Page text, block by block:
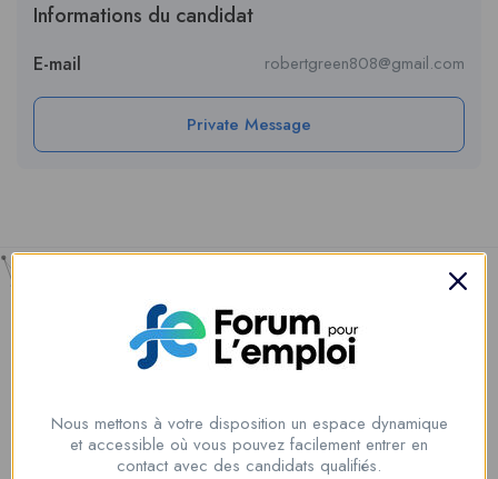
Informations du candidat
E-mail robertgreen808@gmail.com
Private Message
Nous contacter
00228 91917788
Nous mettons à votre disposition un espace dynamique
et accessible où vous pouvez facilement entrer en
contact avec des candidats qualifiés.